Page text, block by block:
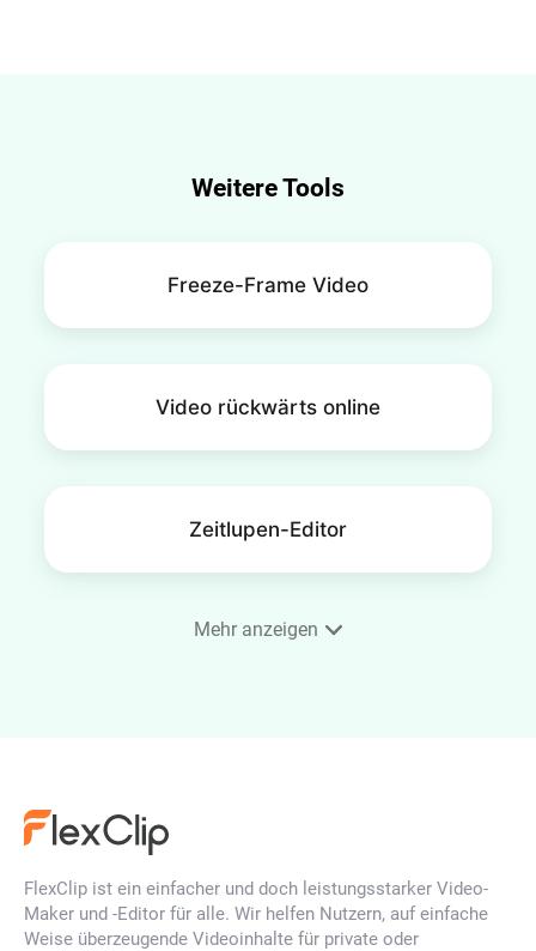
Weitere Tools
Freeze-Frame Video
Video rückwärts online
Zeitlupen-Editor
Zeitraffer Video
Mehr anzeigen
FlexClip ist ein einfacher und doch leistungsstarker Video-
Maker und -Editor für alle. Wir helfen Nutzern, auf einfache
Weise überzeugende Videoinhalte für private oder